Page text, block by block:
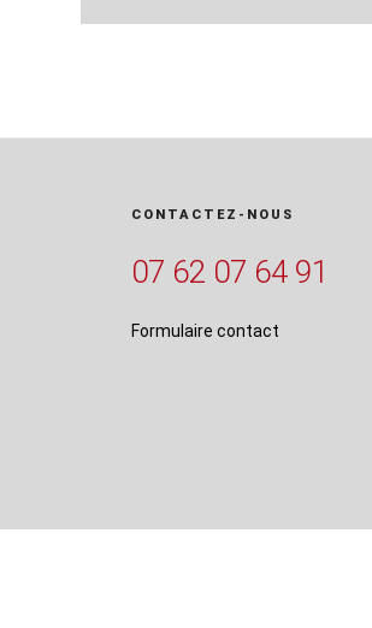
CONTACTEZ-NOUS
07 62 07 64 91
Formulaire contact